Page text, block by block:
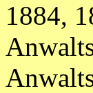
1884,